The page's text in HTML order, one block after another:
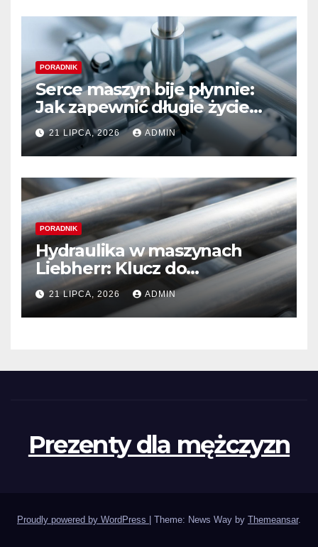
PORADNIK
Serce maszyn bije płynnie:
Jak zapewnić długie życie
systemom hydraulicznym
Sauer Danfoss
21 LIPCA, 2026 ADMIN
PORADNIK
Hydraulika w maszynach
Liebherr: Klucz do
niezawodności i optymalnej
wydajności
21 LIPCA, 2026 ADMIN
Prezenty dla mężczyzn
Proudly powered by WordPress | Theme: News Way by Themeansar.